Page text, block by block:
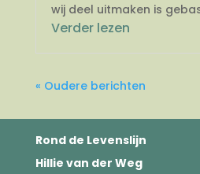
wij deel uitmaken is
Verder lezen
« Oudere berichten
Rond de Levenslijn
Hillie van der Weg